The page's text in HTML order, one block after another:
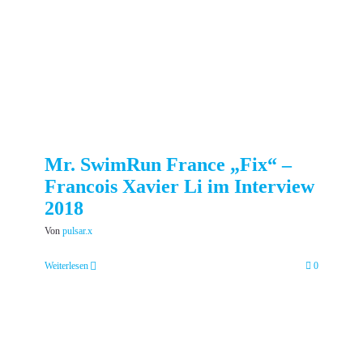
Mr. SwimRun France „Fix“ –
Francois Xavier Li im Interview
2018
Von pulsar.x
Weiterlesen 0